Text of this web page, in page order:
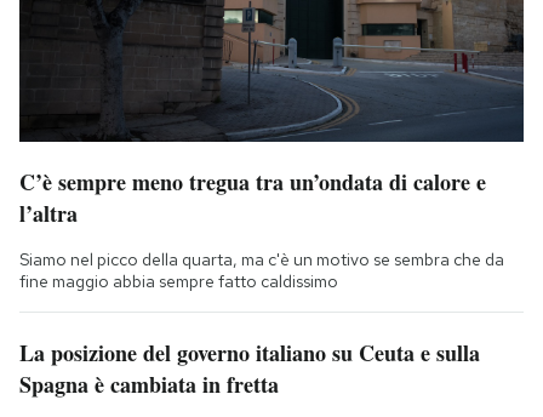
C’è sempre meno tregua tra un’ondata di calore e
l’altra
Siamo nel picco della quarta, ma c'è un motivo se sembra che da
fine maggio abbia sempre fatto caldissimo
La posizione del governo italiano su Ceuta e sulla
Spagna è cambiata in fretta